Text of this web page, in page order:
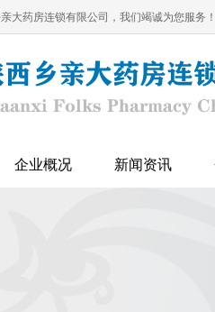
大药房连锁有限公司，我们竭诚为您服务
企业概况 新闻资讯